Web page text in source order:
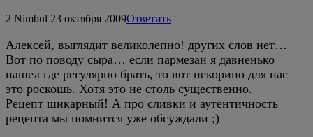
2 Nimbul 23 октября 2009Ответить
Алексей, выглядит великолепно! других слов нет…
Вот по поводу сыра… если пармезан я давненько
нашел где регулярно брать, то вот пекорино для нас
это роскошь. Хотя это не столь существенно.
Рецепт шикарный! А про сливки и аутентичность
рецепта мы помнится уже обсуждали ;)